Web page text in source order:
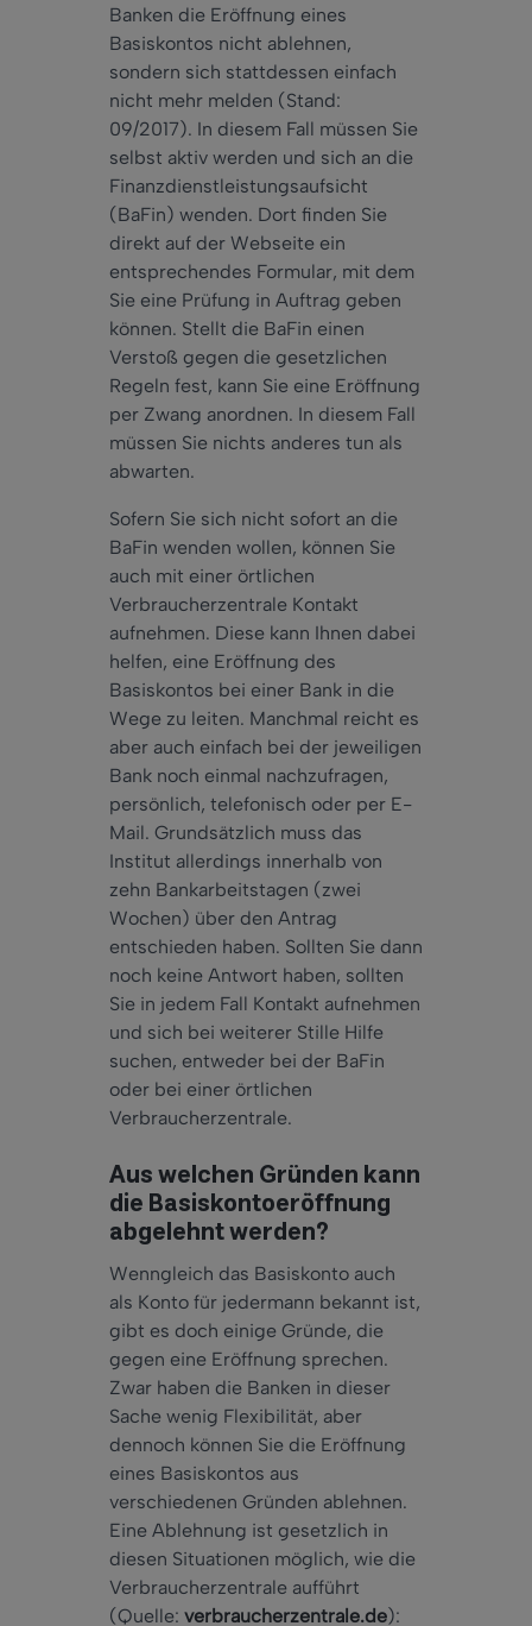
Banken die Eröffnung eines
Basiskontos nicht ablehnen,
sondern sich stattdessen einfach
nicht mehr melden (Stand:
09/2017). In diesem Fall müssen Sie
selbst aktiv werden und sich an die
Finanzdienstleistungsaufsicht
(BaFin) wenden. Dort finden Sie
direkt auf der Webseite ein
entsprechendes Formular, mit dem
Sie eine Prüfung in Auftrag geben
können. Stellt die BaFin einen
Verstoß gegen die gesetzlichen
Regeln fest, kann Sie eine Eröffnung
per Zwang anordnen. In diesem Fall
müssen Sie nichts anderes tun als
abwarten.
Sofern Sie sich nicht sofort an die
BaFin wenden wollen, können Sie
auch mit einer örtlichen
Verbraucherzentrale Kontakt
aufnehmen. Diese kann Ihnen dabei
helfen, eine Eröffnung des
Basiskontos bei einer Bank in die
Wege zu leiten. Manchmal reicht es
aber auch einfach bei der jeweiligen
Bank noch einmal nachzufragen,
persönlich, telefonisch oder per E-
Mail. Grundsätzlich muss das
Institut allerdings innerhalb von
zehn Bankarbeitstagen (zwei
Wochen) über den Antrag
entschieden haben. Sollten Sie dann
noch keine Antwort haben, sollten
Sie in jedem Fall Kontakt aufnehmen
und sich bei weiterer Stille Hilfe
suchen, entweder bei der BaFin
oder bei einer örtlichen
Verbraucherzentrale.
Aus welchen Gründen kann
die Basiskontoeröffnung
abgelehnt werden?
Wenngleich das Basiskonto auch
als Konto für jedermann bekannt ist,
gibt es doch einige Gründe, die
gegen eine Eröffnung sprechen.
Zwar haben die Banken in dieser
Sache wenig Flexibilität, aber
dennoch können Sie die Eröffnung
eines Basiskontos aus
verschiedenen Gründen ablehnen.
Eine Ablehnung ist gesetzlich in
diesen Situationen möglich, wie die
Verbraucherzentrale aufführt
(Quelle: verbraucherzentrale.de):